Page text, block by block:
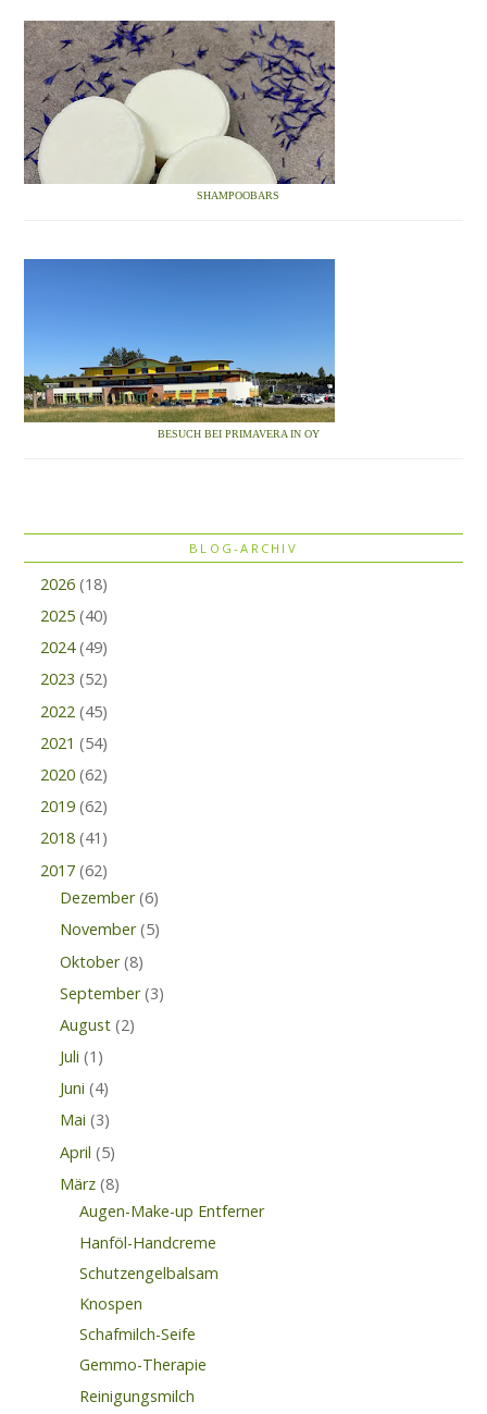
SHAMPOOBARS
BESUCH BEI PRIMAVERA IN OY
BLOG-ARCHIV
2026 (18)
2025 (40)
2024 (49)
2023 (52)
2022 (45)
2021 (54)
2020 (62)
2019 (62)
2018 (41)
2017 (62)
Dezember (6)
November (5)
Oktober (8)
September (3)
August (2)
Juli (1)
Juni (4)
Mai (3)
April (5)
März (8)
Augen-Make-up Entferner
Hanföl-Handcreme
Schutzengelbalsam
Knospen
Schafmilch-Seife
Gemmo-Therapie
Reinigungsmilch